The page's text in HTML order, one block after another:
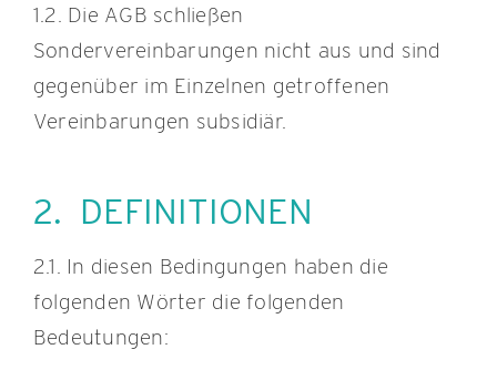
1.2. Die AGB schließen
Sondervereinbarungen nicht aus und sind
gegenüber im Einzelnen getroffenen
Vereinbarungen subsidiär.
2. DEFINITIONEN
2.1. In diesen Bedingungen haben die
folgenden Wörter die folgenden
Bedeutungen: